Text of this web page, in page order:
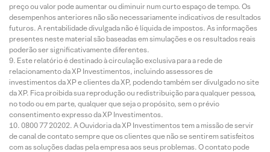
preço ou valor pode aumentar ou diminuir num curto espaço de tempo. Os
desempenhos anteriores não são necessariamente indicativos de resultados
futuros. A rentabilidade divulgada não é líquida de impostos. As informações
presentes neste material são baseadas em simulações e os resultados reais
poderão ser significativamente diferentes.
Este relatório é destinado à circulação exclusiva para a rede de
relacionamento da XP Investimentos, incluindo assessores de
investimentos da XP e clientes da XP, podendo também ser divulgado no site
da XP. Fica proibida sua reprodução ou redistribuição para qualquer pessoa,
no todo ou em parte, qualquer que seja o propósito, sem o prévio
consentimento expresso da XP Investimentos.
0800 77 20202. A Ouvidoria da XP Investimentos tem a missão de servir
de canal de contato sempre que os clientes que não se sentirem satisfeitos
com as soluções dadas pela empresa aos seus problemas. O contato pode